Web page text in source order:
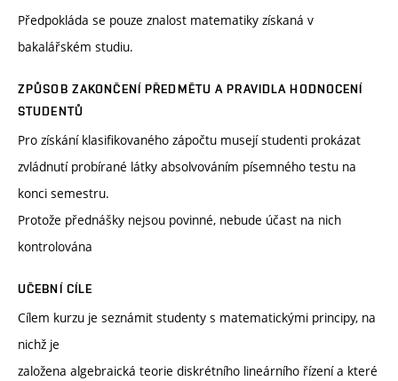
Předpokláda se pouze znalost matematiky získaná v
bakalářském studiu.
ZPŮSOB ZAKONČENÍ PŘEDMĚTU A PRAVIDLA HODNOCENÍ
STUDENTŮ
Pro získání klasifikovaného zápočtu musejí studenti prokázat
zvládnutí probírané látky absolvováním písemného testu na
konci semestru.
Protože přednášky nejsou povinné, nebude účast na nich
kontrolována
UČEBNÍ CÍLE
Cílem kurzu je seznámit studenty s matematickými principy, na
nichž je
založena algebraická teorie diskrétního lineárního řízení a které